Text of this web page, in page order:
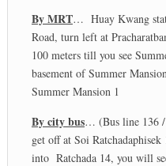
By MRT… Huay Kwang
Road, turn left at
100 meters till you see
basement of Summer
Summer Mansion 1
By city bus… (Bus line 136 /
get off at Soi
into Ratchada 14, you will